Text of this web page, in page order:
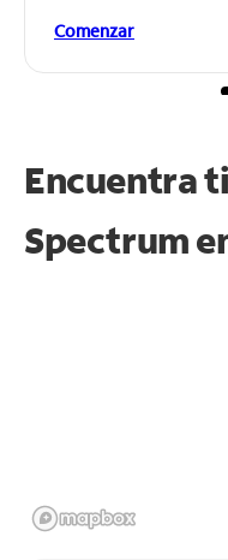
Comenzar
Encuentra
Spectrum